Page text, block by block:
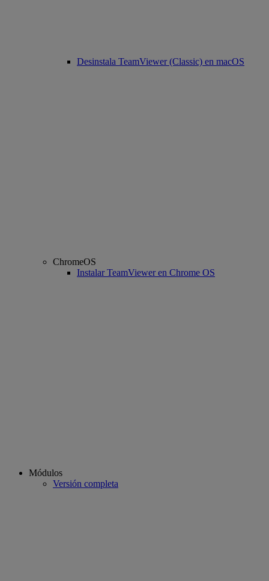
Desinstala TeamViewer (Classic) en macOS
ChromeOS
Instalar TeamViewer en Chrome OS
Módulos
Versión completa